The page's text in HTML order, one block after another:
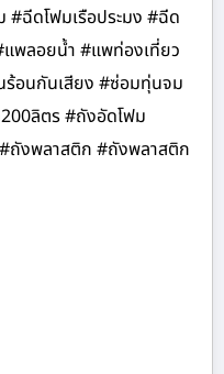
ฉีดโฟมเรือประมง #ฉีด
พลอยน้ำ #แพท่องเที่ยว
อนกันเสียง #ซ่อมทุ่นจม
ลิตร #ถังอัดโฟม
งพลาสติก #ถังพลาสติก